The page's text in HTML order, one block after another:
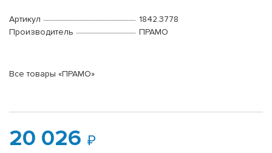
Артикул
1842.3778
Производитель
ПРАМО
Все товары «ПРАМО»
20 026